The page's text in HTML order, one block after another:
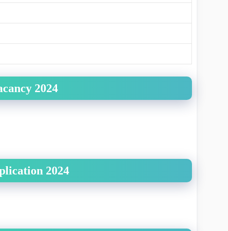
2024
2024